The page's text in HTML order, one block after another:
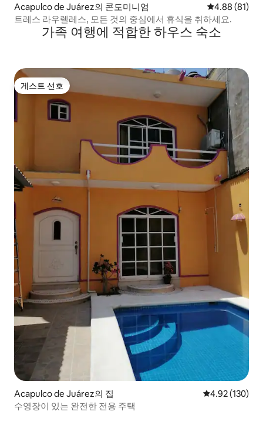
Acapulco de Juárez의 콘도미니엄 평점 4.88점(5
4.88 (81)
트레스 라우렐레스, 모든 것의 중심에서 휴식을 취하세요.
가족 여행에 적합한 하우스 숙소
게스트 선호
게스트 선호
Acapulco de Juárez의 집 평점 4.92점(5
4.92 (130)
수영장이 있는 완전한 전용 주택